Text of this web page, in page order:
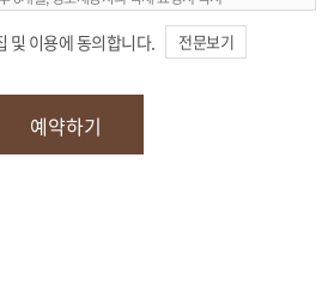
336-2825 / 이메일
및 이용에 동의합니다. 전문보기